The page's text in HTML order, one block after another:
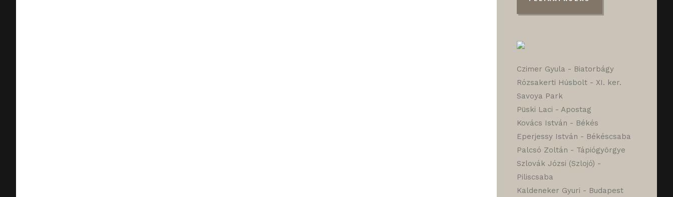
Czimer Gyula - Biatorbágy
Rózsakerti Húsbolt - XI. ker.
Savoya Park
Püski Laci - Apostag
Kovács István - Békés
Eperjessy István - Békéscsaba
Palcsó Zoltán - Tápiógyörgye
Szlovák Józsi (Szlojó) -
Piliscsaba
Kaldeneker Gyuri - Budapest